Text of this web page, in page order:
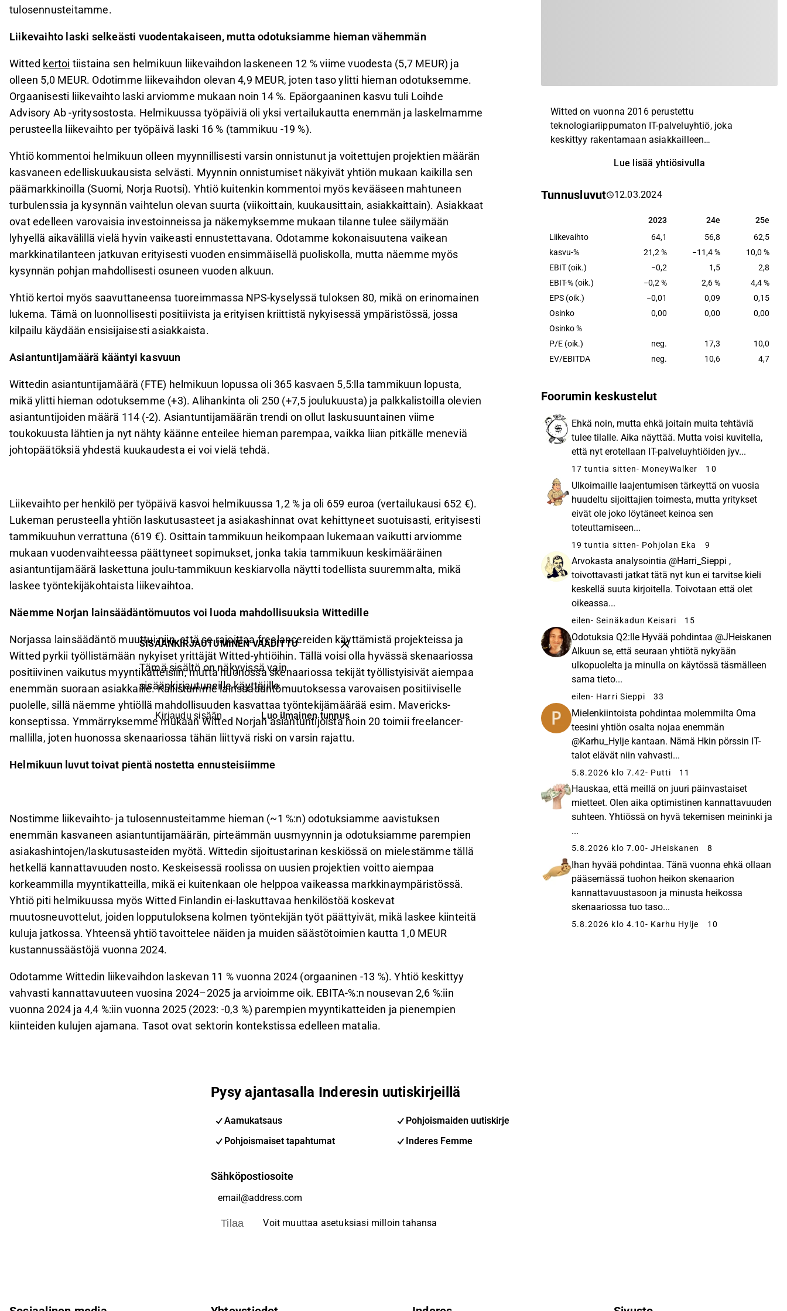
tulosennusteitamme.
Liikevaihto laski selkeästi vuodentakaiseen, mutta odotuksiamme hieman vähemmän
Witted kertoi tiistaina sen helmikuun liikevaihdon laskeneen 12 % viime vuodesta (5,7 MEUR) ja
olleen 5,0 MEUR. Odotimme liikevaihdon olevan 4,9 MEUR, joten taso ylitti hieman odotuksemme.
Orgaanisesti liikevaihto laski arviomme mukaan noin 14 %. Epäorgaaninen kasvu tuli Loihde
Advisory Ab -yritysostosta. Helmikuussa työpäiviä oli yksi vertailukautta enemmän ja laskelmamme
perusteella liikevaihto per työpäivä laski 16 % (tammikuu -19 %).
Yhtiö kommentoi helmikuun olleen myynnillisesti varsin onnistunut ja voitettujen projektien määrän
kasvaneen edelliskuukausista selvästi. Myynnin onnistumiset näkyivät yhtiön mukaan kaikilla sen
päämarkkinoilla (Suomi, Norja Ruotsi). Yhtiö kuitenkin kommentoi myös kevääseen mahtuneen
turbulenssia ja kysynnän vaihtelun olevan suurta (viikoittain, kuukausittain, asiakkaittain). Asiakkaat
ovat edelleen varovaisia investoinneissa ja näkemyksemme mukaan tilanne tulee säilymään
lyhyellä aikavälillä vielä hyvin vaikeasti ennustettavana. Odotamme kokonaisuutena vaikean
markkinatilanteen jatkuvan erityisesti vuoden ensimmäisellä puoliskolla, mutta näemme myös
kysynnän pohjan mahdollisesti osuneen vuoden alkuun.
Yhtiö kertoi myös saavuttaneensa tuoreimmassa NPS-kyselyssä tuloksen 80, mikä on erinomainen
lukema. Tämä on luonnollisesti positiivista ja erityisen kriittistä nykyisessä ympäristössä, jossa
kilpailu käydään ensisijaisesti asiakkaista.
Asiantuntijamäärä kääntyi kasvuun
Wittedin asiantuntijamäärä (FTE) helmikuun lopussa oli 365 kasvaen 5,5:lla tammikuun lopusta,
mikä ylitti hieman odotuksemme (+3). Alihankinta oli 250 (+7,5 joulukuusta) ja palkkalistoilla olevien
asiantuntijoiden määrä 114 (-2). Asiantuntijamäärän trendi on ollut laskusuuntainen viime
toukokuusta lähtien ja nyt nähty käänne enteilee hieman parempaa, vaikka liian pitkälle meneviä
johtopäätöksiä yhdestä kuukaudesta ei voi vielä tehdä.
Liikevaihto per henkilö per työpäivä kasvoi helmikuussa 1,2 % ja oli 659 euroa (vertailukausi 652 €).
Lukeman perusteella yhtiön laskutusasteet ja asiakashinnat ovat kehittyneet suotuisasti, erityisesti
tammikuuhun verrattuna (619 €). Osittain tammikuun heikompaan lukemaan vaikutti arviomme
mukaan vuodenvaihteessa päättyneet sopimukset, jonka takia tammikuun keskimääräinen
asiantuntijamäärä laskettuna joulu-tammikuun keskiarvolla näytti todellista suuremmalta, mikä
laskee työntekijäkohtaista liikevaihtoa.
Näemme Norjan lainsäädäntömuutos voi luoda mahdollisuuksia Wittedille
Norjassa lainsäädäntö muuttui niin, että se rajoittaa freelancereiden käyttämistä projekteissa ja
Witted pyrkii työllistämään nykyiset yrittäjät Witted-yhtiöihin. Tällä voisi olla hyvässä skenaariossa
positiivinen vaikutus myyntikatteisiin, mutta huonossa skenaariossa tekijät työllistyisivät aiempaa
enemmän suoraan asiakkaille. Kallistumme lainsäädäntömuutoksessa varovaisen positiiviselle
puolelle, sillä näemme yhtiöllä mahdollisuuden kasvattaa työntekijämäärää esim. Mavericks-
konseptissa. Ymmärryksemme mukaan Witted Norjan asiantuntijoista noin 20 toimii freelancer-
mallilla, joten huonossa skenaariossa tähän liittyvä riski on varsin rajattu.
Helmikuun luvut toivat pientä nostetta ennusteisiimme
Nostimme liikevaihto- ja tulosennusteitamme hieman (~1 %:n) odotuksiamme aavistuksen
enemmän kasvaneen asiantuntijamäärän, pirteämmän uusmyynnin ja odotuksiamme parempien
asiakashintojen/laskutusasteiden myötä. Wittedin sijoitustarinan keskiössä on mielestämme tällä
hetkellä kannattavuuden nosto. Keskeisessä roolissa on uusien projektien voitto aiempaa
korkeammilla myyntikatteilla, mikä ei kuitenkaan ole helppoa vaikeassa markkinaympäristössä.
Yhtiö piti helmikuussa myös Witted Finlandin ei-laskuttavaa henkilöstöä koskevat
muutosneuvottelut, joiden lopputuloksena kolmen työntekijän työt päättyivät, mikä laskee kiinteitä
kuluja jatkossa. Yhteensä yhtiö tavoittelee näiden ja muiden säästötoimien kautta 1,0 MEUR
kustannussäästöjä vuonna 2024.
Odotamme Wittedin liikevaihdon laskevan 11 % vuonna 2024 (orgaaninen -13 %). Yhtiö keskittyy
vahvasti kannattavuuteen vuosina 2024–2025 ja arvioimme oik. EBITA-%:n nousevan 2,6 %:iin
vuonna 2024 ja 4,4 %:iin vuonna 2025 (2023: -0,3 %) parempien myyntikatteiden ja pienempien
kiinteiden kulujen ajamana. Tasot ovat sektorin kontekstissa edelleen matalia.
SISÄÄNKIRJAUTUMINEN VAADITTU
Tämä sisältö on näkyvissä vain
sisäänkirjautuneille käyttäjille
Kirjaudu sisään Luo ilmainen tunnus
Witted on vuonna 2016 perustettu
teknologiariippumaton IT-palveluyhtiö, joka
keskittyy rakentamaan asiakkailleen
asiakkailleen perinteisiä
kehityshankkeisiin (ohjelmistokehitys), minkä
kyvykkyyksiä (rekrytointi ja kasvukonsultointi).
Witted syntyi IT-sektorin osaajasodan ratkomisen
ympärille, mikä on edelleen yhtiön olemassaolon
kantava ajatus. Witted Megacorp -konserniin
kuuluvat Suomessa sijaitsevien yhtiöiden lisäksi
yhtiöt Norjassa, Ruotsissa, Tanskassa ja
Yhdysvalloissa. Näiden lisäksi Yhtiö tekee
projekteja useilla eri markkinoilla.
Lue lisää yhtiösivulla
Tunnusluvut 12.03.2024
2023 24e 25e
2023 24e
25e
Liikevaihto
64,1 56,8
62,5
kasvu-%
21,2 % −11,4 %
10,0 %
EBIT (oik.)
−0,2 1,5
2,8
EBIT-% (oik.)
−0,2 % 2,6 %
4,4 %
EPS (oik.)
−0,01 0,09
0,15
Osinko
0,00 0,00
0,00
Osinko %
P/E (oik.)
neg. 17,3
10,0
EV/EBITDA
neg. 10,6 4,7
Foorumin keskustelut
Ehkä noin, mutta ehkä joitain muita tehtäviä
tulee tilalle. Aika näyttää. Mutta voisi kuvitella,
että nyt erotellaan IT-palveluyhtiöiden jyv...
17 tuntia sitten- MoneyWalker 10
Ulkoimaille laajentumisen tärkeyttä on vuosia
huudeltu sijoittajien toimesta, mutta yritykset
eivät ole joko löytäneet keinoa sen
toteuttamiseen...
19 tuntia sitten- Pohjolan Eka 9
Arvokasta analysointia @Harri_Sieppi ,
toivottavasti jatkat tätä nyt kun ei tarvitse kieli
keskellä suuta kirjoitella. Toivotaan että olet
oikeassa...
eilen- Seinäkadun Keisari 15
Odotuksia Q2:lle Hyvää pohdintaa @JHeiskanen
Alkuun se, että seuraan yhtiötä nykyään
ulkopuolelta ja minulla on käytössä täsmälleen
sama tieto...
eilen- Harri Sieppi 33
Mielenkiintoista pohdintaa molemmilta Oma
teesini yhtiön osalta nojaa enemmän
@Karhu_Hylje kantaan. Nämä Hkin pörssin IT-
talot elävät niin vahvasti...
5.8.2026 klo 7.42- Putti 11
Hauskaa, että meillä on juuri päinvastaiset
mietteet. Olen aika optimistinen kannattavuuden
suhteen. Yhtiössä on hyvä tekemisen meininki ja
...
5.8.2026 klo 7.00- JHeiskanen 8
Ihan hyvää pohdintaa. Tänä vuonna ehkä ollaan
pääsemässä tuohon heikon skenaarion
kannattavuustasoon ja minusta heikossa
skenaariossa tuo taso...
5.8.2026 klo 4.10- Karhu Hylje 10
Pysy ajantasalla Inderesin uutiskirjeillä
Aamukatsaus
Pohjoismaiden uutiskirje
Pohjoismaiset tapahtumat
Inderes Femme
Sähköpostiosoite
Tilaa Voit muuttaa asetuksiasi milloin tahansa